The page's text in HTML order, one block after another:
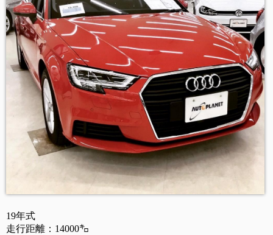
19年式
走行距離：14000㌔